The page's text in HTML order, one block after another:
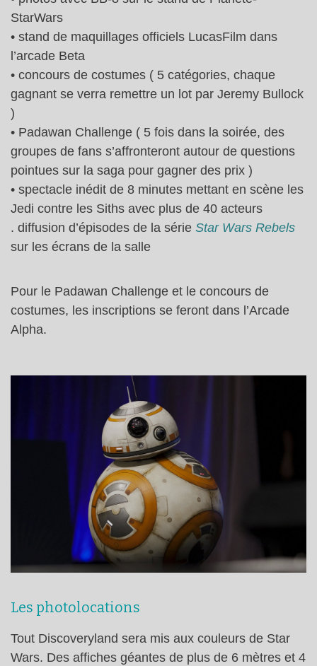
StarWars
• stand de maquillages officiels LucasFilm dans
l’arcade Beta
• concours de costumes ( 5 catégories, chaque
gagnant se verra remettre un lot par Jeremy Bullock
)
• Padawan Challenge ( 5 fois dans la soirée, des
groupes de fans s’affronteront autour de questions
pointues sur la saga pour gagner des prix )
• spectacle inédit de 8 minutes mettant en scène les
Jedi contre les Siths avec plus de 40 acteurs
. diffusion d’épisodes de la série Star Wars Rebels
sur les écrans de la salle
Pour le Padawan Challenge et le concours de
costumes, les inscriptions se feront dans l’Arcade
Alpha.
Les photolocations
Tout Discoveryland sera mis aux couleurs de Star
Wars. Des affiches géantes de plus de 6 mètres et 4